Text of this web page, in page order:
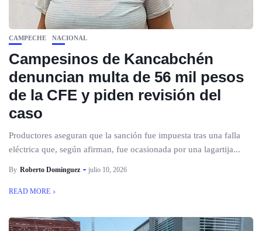
CAMPECHE NACIONAL
Campesinos de Kancabchén
denuncian multa de 56 mil pesos
de la CFE y piden revisión del
caso
Productores aseguran que la sanción fue impuesta tras una falla
eléctrica que, según afirman, fue ocasionada por una lagartija...
By Roberto Dominguez julio 10, 2026
READ MORE